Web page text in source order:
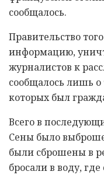
сообщалось.
Правительство
информацию,
журналистов к
сообщалось лишь
которых был
Всего в
Сены было
были сброшены в
бросали в воду,